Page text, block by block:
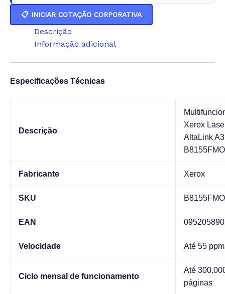
📋 INICIAR COTAÇÃO CORPORATIVA
Descrição
Informação adicional
Especificações Técnicas
Descrição
Xerox
AltaLink
Fabricante Xerox
SKU
EAN
Velocidade Até 55 ppm
Ciclo mensal de funcionamento
Até
páginas